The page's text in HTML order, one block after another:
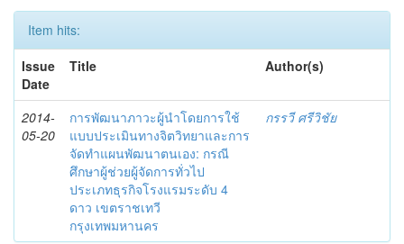
Item hits:
Issue
Date
Title Author(s)
2014-
05-20
การพัฒนาภาวะผู้นำโดยการใช้
แบบประเมินทางจิตวิทยาและการ
จัดทำแผนพัฒนาตนเอง: กรณี
ศึกษาผู้ช่วยผู้จัดการทั่วไป
ประเภทธุรกิจโรงแรมระดับ 4
ดาว เขตราชเทวี
กรุงเทพมหานคร
กรรวี ศรีวิชัย